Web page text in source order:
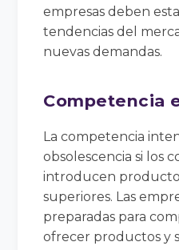
empresas deben
tendencias del
nuevas demandas.
Competencia
La competencia
obsolescencia si los
introducen
superiores. Las
preparadas para
ofrecer productos y